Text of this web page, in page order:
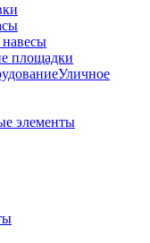
площадки
Уличное
элементы